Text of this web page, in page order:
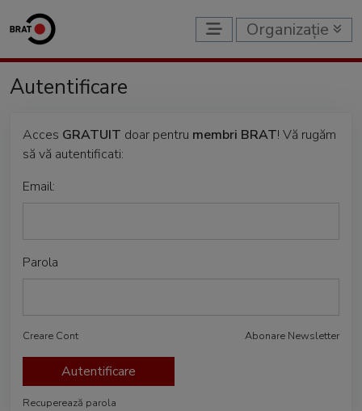
Organizație
Autentificare
Acces GRATUIT doar pentru membri BRAT! Vă rugăm
să vă autentificati:
Email:
Parola
Creare Cont Abonare Newsletter
Autentificare
Recuperează parola